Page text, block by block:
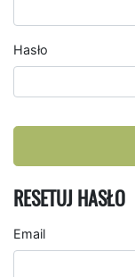
Hasło
RESETUJ HASŁO
Email